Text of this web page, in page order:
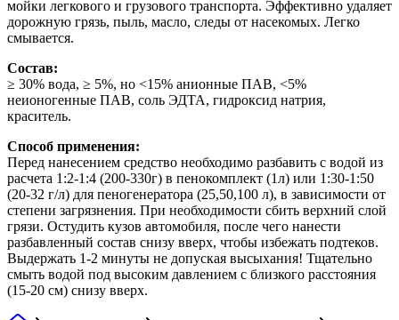
мойки легкового и грузового транспорта. Эффективно удаляет
дорожную грязь, пыль, масло, следы от насекомых. Легко
смывается.
Состав:
≥ 30% вода, ≥ 5%, но <15% анионные ПАВ, <5%
неионогенные ПАВ, соль ЭДТА, гидроксид натрия,
краситель.
Способ применения:
Перед нанесением средство необходимо разбавить с водой из
расчета 1:2-1:4 (200-330г) в пенокомплект (1л) или 1:30-1:50
(20-32 г/л) для пеногенератора (25,50,100 л), в зависимости от
степени загрязнения. При необходимости сбить верхний слой
грязи. Остудить кузов автомобиля, после чего нанести
разбавленный состав снизу вверх, чтобы избежать подтеков.
Выдержать 1-2 минуты не допуская высыхания! Тщательно
смыть водой под высоким давлением с близкого расстояния
(15-20 см) снизу вверх.